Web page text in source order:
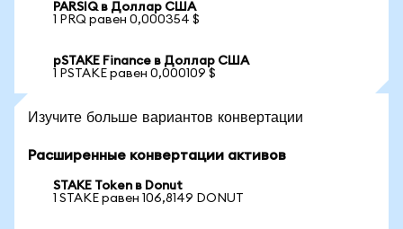
PARSIQ в Доллар США
1 PRQ равен 0,000354 $
pSTAKE Finance в Доллар США
1 PSTAKE равен 0,000109 $
Изучите больше вариантов конвертации
Расширенные конвертации активов
STAKE Token в Donut
1 STAKE равен 106,8149 DONUT